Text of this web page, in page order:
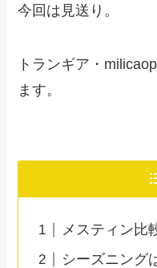
今回は見送り。
トランギア・
ます。
メスティン比
シーズニング